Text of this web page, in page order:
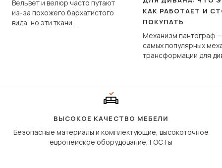
Вельвет и велюр часто путают
из-за похожего бархатистого
вида, но эти ткани
КАК РАБОТАЕТ И
ПОКУПАТЬ
Механизм пантограф
самых популярных
трансформации для
сиденье не
дугообразной
ВЫСОКОЕ КАЧЕСТВО МЕБЕЛИ
Безопасные материалы и комплектующие, высокоточное
европейское оборудование, ГОСТы